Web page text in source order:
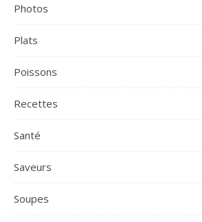
Photos
Plats
Poissons
Recettes
Santé
Saveurs
Soupes